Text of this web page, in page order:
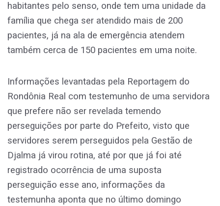
habitantes pelo senso, onde tem uma unidade da
família que chega ser atendido mais de 200
pacientes, já na ala de emergência atendem
também cerca de 150 pacientes em uma noite.
Informações levantadas pela Reportagem do
Rondônia Real com testemunho de uma servidora
que prefere não ser revelada temendo
perseguições por parte do Prefeito, visto que
servidores serem perseguidos pela Gestão de
Djalma já virou rotina, até por que já foi até
registrado ocorrência de uma suposta
perseguição esse ano, informações da
testemunha aponta que no último domingo